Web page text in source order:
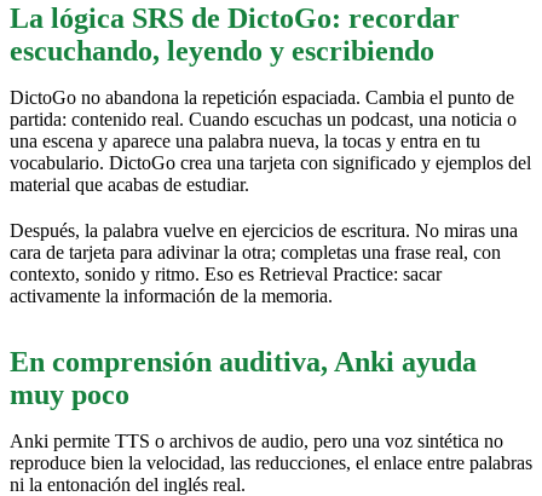
La lógica SRS de DictoGo: recordar
escuchando, leyendo y escribiendo
DictoGo no abandona la repetición espaciada. Cambia el punto de
partida: contenido real. Cuando escuchas un podcast, una noticia o
una escena y aparece una palabra nueva, la tocas y entra en tu
vocabulario. DictoGo crea una tarjeta con significado y ejemplos del
material que acabas de estudiar.
Después, la palabra vuelve en ejercicios de escritura. No miras una
cara de tarjeta para adivinar la otra; completas una frase real, con
contexto, sonido y ritmo. Eso es Retrieval Practice: sacar
activamente la información de la memoria.
En comprensión auditiva, Anki ayuda
muy poco
Anki permite TTS o archivos de audio, pero una voz sintética no
reproduce bien la velocidad, las reducciones, el enlace entre palabras
ni la entonación del inglés real.